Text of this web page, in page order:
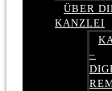
ÜBER
KANZLEI
–